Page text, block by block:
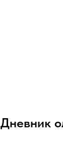
Дневник